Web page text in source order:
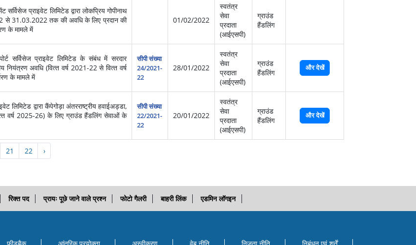
प्राइवेट लिमिटेड द्वारा लोकप्रिय गोपीनाथ
से 31.03.2022 तक की अवधि के लिए प्रदान की
के मामले में
01/02/2022
स्‍वतंत्र
सेवा
प्रदाता
(आईएसपी)
ग्राउंड
हैंडलिंग
सर्विसेज प्राइवेट लिमिटेड के संबंध में सरदार
नियंत्रण अवधि (वित्‍त वर्ष 2021-22 से वित्‍त वर्ष
के मामले में
सीपी संख्या
24/2021-
22
28/01/2022
स्‍वतंत्र
सेवा
प्रदाता
(आईएसपी)
ग्राउंड
हैंडलिंग
और देखें
द्वारा कैंपेगोड़ा अंतरराष्‍ट्रीय हवाईअड्डा,
वर्ष 2025-26) के लिए ग्राउंड हैंडलिंग सेवाओं के
सीपी संख्या
22/2021-
22
20/01/2022
स्‍वतंत्र
सेवा
प्रदाता
(आईएसपी)
ग्राउंड
हैंडलिंग
और देखें
21 22 ›
रिक्त पद प्रायः पूछे जाने वाले प्रश्न फोटो गैलरी बाहरी लिंक एडमिन लॉगइन